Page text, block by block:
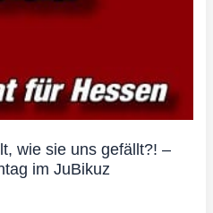
wie sie uns gefällt?! –
im JuBikuz